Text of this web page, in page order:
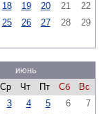
18 19 20 21
22
25 26 27 28
29
июнь
Ср Чт Пт Сб
Вс
3 4 5 6
7